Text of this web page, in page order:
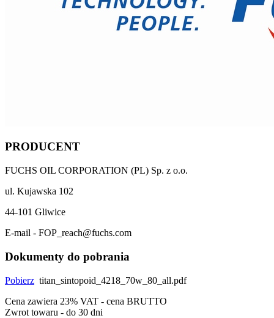
PRODUCENT
FUCHS OIL CORPORATION (PL) Sp. z o.o.
ul. Kujawska 102
44-101 Gliwice
E-mail - FOP_reach@fuchs.com
Dokumenty do pobrania
Pobierz titan_sintopoid_4218_70w_80_all.pdf
Cena zawiera 23% VAT - cena BRUTTO
Zwrot towaru - do 30 dni